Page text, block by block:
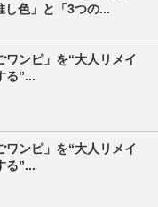
し色」と「3つの...
ンピ」を“大人リメイ
る”...
ンピ」を“大人リメイ
る”...